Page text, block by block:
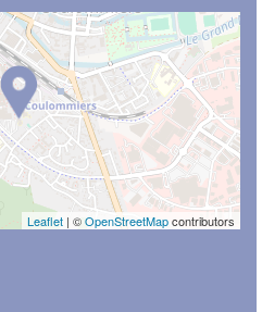
Leaflet | ©OpenStreetMapcontributors